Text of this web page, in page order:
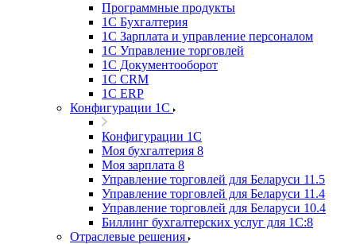
Программные продукты
1С Бухгалтерия
1С Зарплата и управление персоналом
1С Управление торговлей
1С Документооборот
1С CRM
1С ERP
Конфигурации 1С
Конфигурации 1С
Моя бухгалтерия 8
Моя зарплата 8
Управление торговлей для Беларуси 11.5
Управление торговлей для Беларуси 11.4
Управление торговлей для Беларуси 10.4
Биллинг бухгалтерских услуг для 1С:8
Отраслевые решения